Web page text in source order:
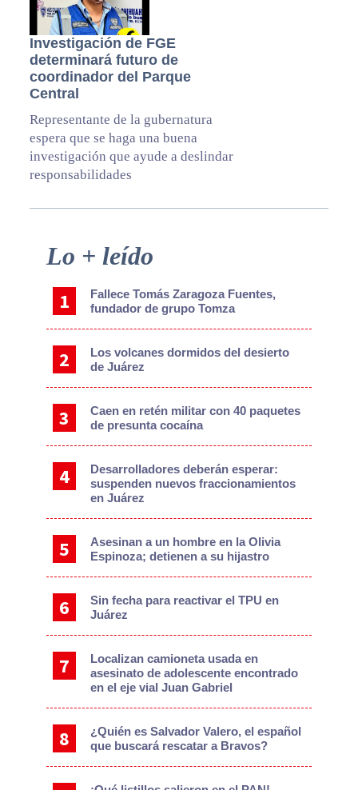
Investigación de FGE
determinará futuro de
coordinador del Parque
Central
Representante de la gubernatura
espera que se haga una buena
investigación que ayude a deslindar
responsabilidades
Primary
Lo + leído
Fallece Tomás Zaragoza Fuentes,
fundador de grupo Tomza
Los volcanes dormidos del desierto
de Juárez
Caen en retén militar con 40 paquetes
de presunta cocaína
Desarrolladores deberán esperar:
suspenden nuevos fraccionamientos
en Juárez
Asesinan a un hombre en la Olivia
Espinoza; detienen a su hijastro
Sin fecha para reactivar el TPU en
Juárez
Localizan camioneta usada en
asesinato de adolescente encontrado
en el eje vial Juan Gabriel
¿Quién es Salvador Valero, el español
que buscará rescatar a Bravos?